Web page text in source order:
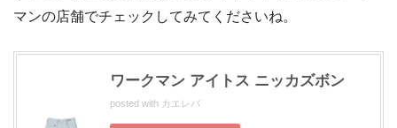
マンの店舗でチェックしてみてくださいね。
ワークマン アイトス ニッカズボン
posted with カエレバ